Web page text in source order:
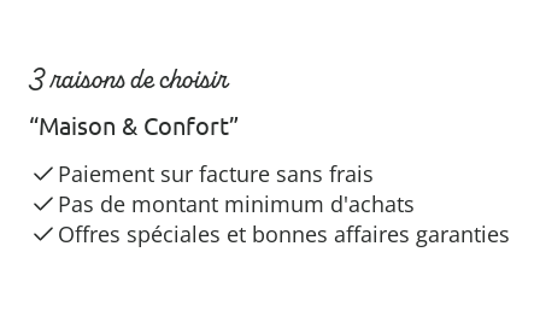
3 raisons de choisir
“Maison & Confort”
Paiement sur facture sans frais
Pas de montant minimum d'achats
Offres spéciales et bonnes affaires garanties